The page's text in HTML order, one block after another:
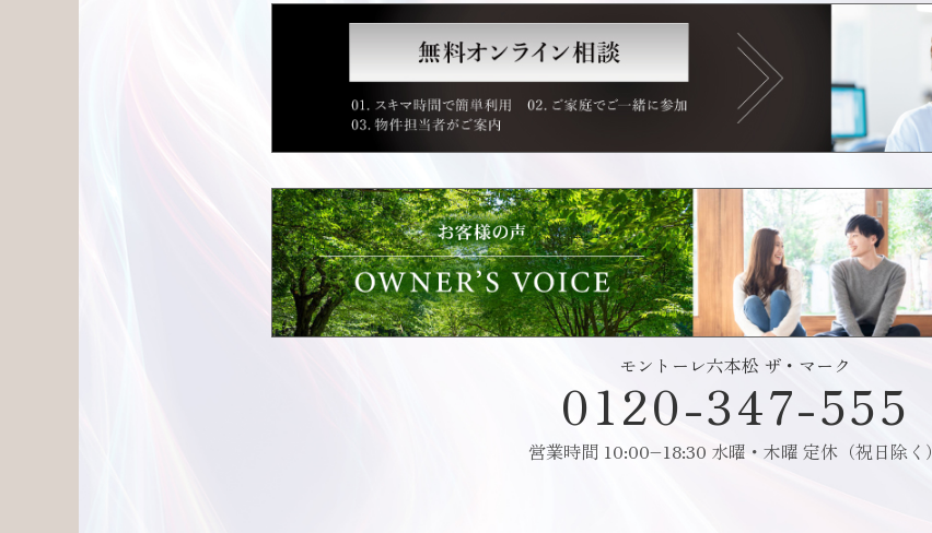
モントーレ六本松 ザ・マーク
0120-347-555
営業時間 10:00–18:30 水曜・木曜 定休（祝日除く）